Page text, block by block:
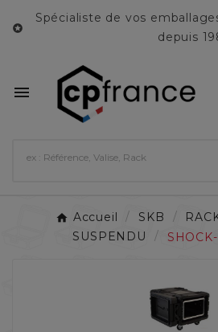

Spécialiste de vos
depuis

Accueil SKB
SUSPENDU